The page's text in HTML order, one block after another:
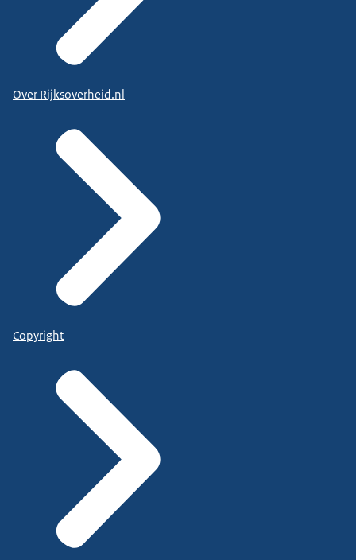
Over Rijksoverheid.nl
Copyright